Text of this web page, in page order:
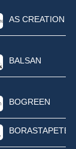
AS CREATION
BALSAN
BOGREEN
BORASTAPETER